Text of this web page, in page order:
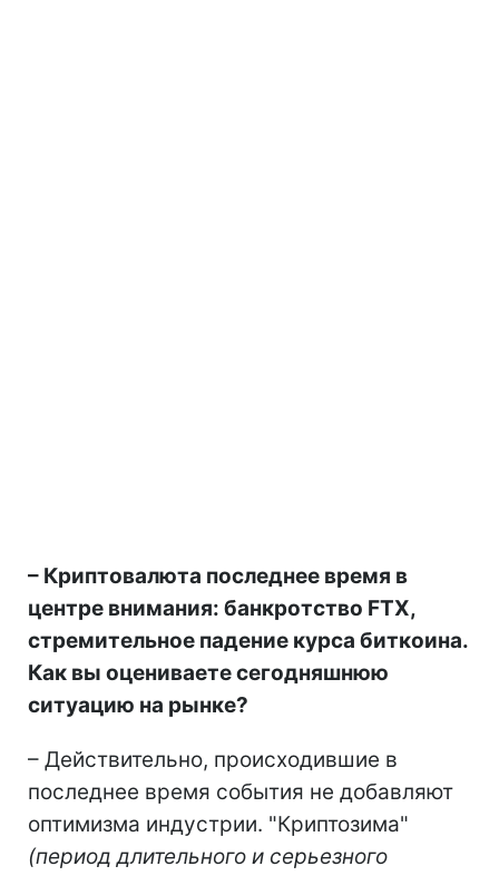
– Криптовалюта последнее время в
центре внимания: банкротство FTX,
стремительное падение курса биткоина.
Как вы оцениваете сегодняшнюю
ситуацию на рынке?
– Действительно, происходившие в
последнее время события не добавляют
оптимизма индустрии. "Криптозима"
(период длительного и серьезного